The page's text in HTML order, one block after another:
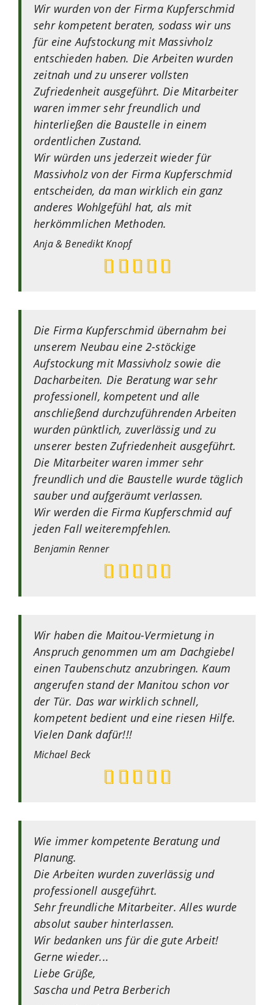
Wir wurden von der Firma Kupferschmid
sehr kompetent beraten, sodass wir uns
für eine Aufstockung mit Massivholz
entschieden haben. Die Arbeiten wurden
zeitnah und zu unserer vollsten
Zufriedenheit ausgeführt. Die Mitarbeiter
waren immer sehr freundlich und
hinterließen die Baustelle in einem
ordentlichen Zustand.
Wir würden uns jederzeit wieder für
Massivholz von der Firma Kupferschmid
entscheiden, da man wirklich ein ganz
anderes Wohlgefühl hat, als mit
herkömmlichen Methoden.
Anja & BenediktKnopf
Die Firma Kupferschmid übernahm bei
unserem Neubau eine 2-stöckige
Aufstockung mit Massivholz sowie die
Dacharbeiten. Die Beratung war sehr
professionell, kompetent und alle
anschließend durchzuführenden Arbeiten
wurden pünktlich, zuverlässig und zu
unserer besten Zufriedenheit ausgeführt.
Die Mitarbeiter waren immer sehr
freundlich und die Baustelle wurde täglich
sauber und aufgeräumt verlassen.
Wir werden die Firma Kupferschmid auf
jeden Fall weiterempfehlen.
Benjamin Renner
Wir haben die Maitou-Vermietung in
Anspruch genommen um am Dachgiebel
einen Taubenschutz anzubringen. Kaum
angerufen stand der Manitou schon vor
der Tür. Das war wirklich schnell,
kompetent bedient und eine riesen Hilfe.
Vielen Dank dafür!!!
MichaelBeck
Wie immer kompetente Beratung und
Planung.
Die Arbeiten wurden zuverlässig und
professionell ausgeführt.
Sehr freundliche Mitarbeiter. Alles wurde
absolut sauber hinterlassen.
Wir bedanken uns für die gute Arbeit!
Gerne wieder...
Liebe Grüße,
Sascha und Petra Berberich